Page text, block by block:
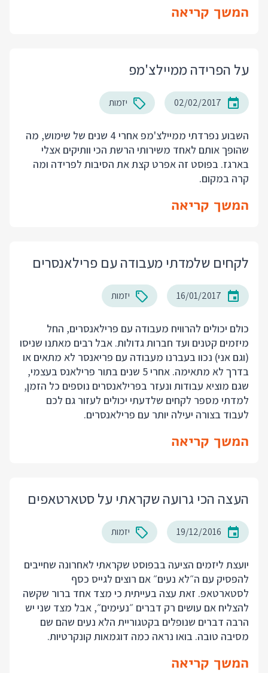
המשך קריאה
על הפרידה ממיילצ'מפ
02/02/2017 יזמות
השבוע נפרדתי ממיילצ'מפ אחרי 4 שנים של שימוש, מה
שהופך אותם לאחד משירותי הרשת הכי וותיקים אצלי
בארגז. בפוסט זה אפרט קצת את הסיבות לפרידה ומה
קרה במקום.
המשך קריאה
לקחים שלמדתי מעבודה עם פרילאנסרים
16/01/2017 יזמות
כולם יכולים להרוויח מעבודה עם פרילאנסרים, החל
מיזמים קטנים ועד חברות גדולות. אבל רבים מאתנו שניסו
(וגם אני) נכוו בעברנו מעבודה עם פריאנסר לא מתאים או
בדרך לא מתאימה. אחרי 5 שנים בתור פרילאנס בעצמי,
שגם מוציא עבודות ונעזר בפרילאנסרים נוספים כל הזמן,
למדתי מספר לקחים שלדעתי יכולים לעזור גם לכם
לעבוד בצורה יעילה יותר עם פרילאנסרים.
המשך קריאה
העצה הכי גרועה שקראתי על סטארטאפים
19/12/2016 יזמות
יועצת ליזמים הציעה בבפוסט שקראתי לאחרונה שחייבים
להפסיק עם ה״לא נעים״ אם רוצים לגייס כסף
לסטארטאפ. זאת עצה בעייתית כי מצד אחד ברור שקשה
להצליח אם עושים רק דברים ״נעימים״, אבל מצד שני יש
הרבה דברים שנופלים בקטגוריית הלא נעים שהם שם
מסיבה טובה. בואו נראה כמה דוגמאות קונקרטיות.
המשך קריאה